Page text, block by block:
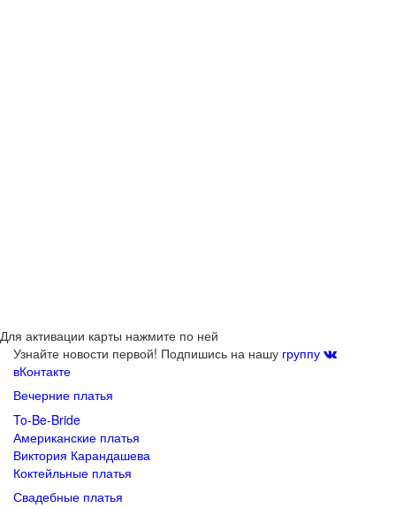
Для активации карты нажмите по ней
Узнайте новости первой! Подпишись на нашу группу
вКонтакте
Вечерние платья
To-Be-Bride
Американские платья
Виктория Карандашева
Коктейльные платья
Свадебные платья